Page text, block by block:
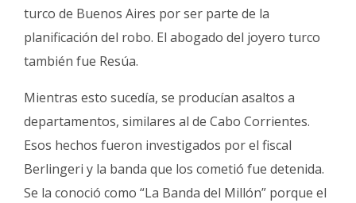
turco de Buenos Aires por ser parte de la
planificación del robo. El abogado del joyero turco
también fue Resúa.
Mientras esto sucedía, se producían asaltos a
departamentos, similares al de Cabo Corrientes.
Esos hechos fueron investigados por el fiscal
Berlingeri y la banda que los cometió fue detenida.
Se la conoció como “La Banda del Millón” porque el